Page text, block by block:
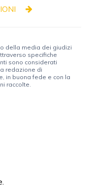
della media dei giudizi
specifiche
sono considerati
redazione di
in buona fede e con la
raccolte.